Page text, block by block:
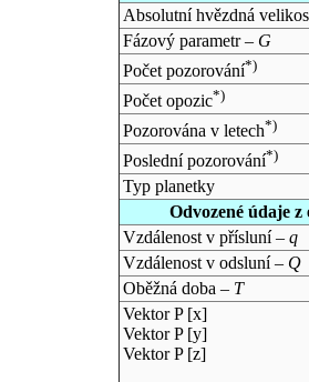
Absolutní hvězdná
Fázový parametr – G
Počet pozorování*)
Počet opozic*)
Pozorována v letech*)
Poslední pozorování*)
Typ planetky
Odvozené údaje
Vzdálenost v přísluní – q
Vzdálenost v odsluní – Q
Oběžná doba – T
Vektor P [x]
Vektor P [y]
Vektor P [z]